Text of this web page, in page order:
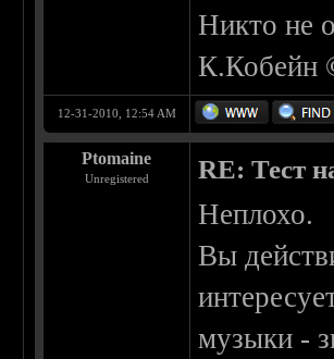
Никто не
К.Кобейн
12-31-2010, 12:54 AM
Ptomaine
Unregistered RE: Тест
Неплохо.
Вы
музыки -